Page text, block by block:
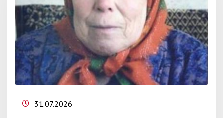
31.07.2026